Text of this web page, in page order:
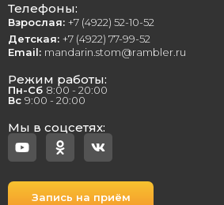
Телефоны:
Взрослая: +7 (4922) 52-10-52
Детская: +7 (4922) 77-99-52
Email: mandarin.stom@rambler.ru
Режим работы:
Пн-Сб 8:00 - 20:00
Вс 9:00 - 20:00
Мы в соцсетях:
Запись на приём